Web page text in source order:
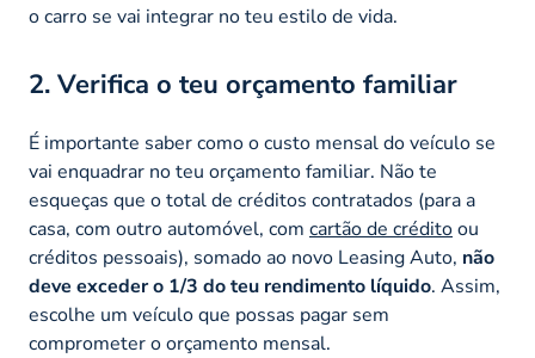
o carro se vai integrar no teu estilo de vida.
2. Verifica o teu orçamento familiar
É importante saber como o custo mensal do veículo se
vai enquadrar no teu orçamento familiar. Não te
esqueças que o total de créditos contratados (para a
casa, com outro automóvel, com cartão de créditoou
créditos pessoais), somado ao novo Leasing Auto, não
deve exceder o 1/3 do teu rendimento líquido. Assim,
escolhe um veículo que possas pagar sem
comprometer o orçamento mensal.